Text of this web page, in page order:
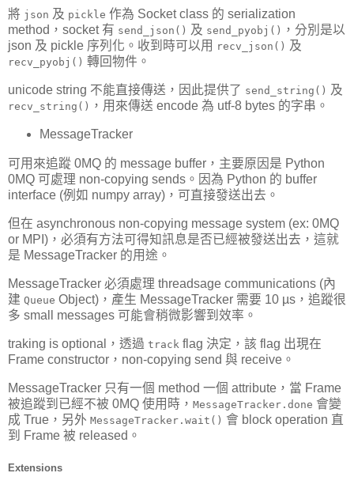
將 json 及 pickle 作為 Socket class 的 serialization
method，socket 有 send_json() 及 send_pyobj() ，分別是以
json 及 pickle 序列化。收到時可以用 recv_json() 及
recv_pyobj() 轉回物件。
unicode string 不能直接傳送，因此提供了 send_string() 及
recv_string() ，用來傳送 encode 為 utf-8 bytes 的字串。
MessageTracker
可用來追蹤 0MQ 的 message buffer，主要原因是 Python
0MQ 可處理 non-copying sends。因為 Python 的 buffer
interface (例如 numpy array)，可直接發送出去。
但在 asynchronous non-copying message system (ex: 0MQ
or MPI)，必須有方法可得知訊息是否已經被發送出去，這就
是 MessageTracker 的用途。
MessageTracker 必須處理 threadsage communications (內
建 Queue Object)，產生 MessageTracker 需要 10 µs，追蹤很
多 small messages 可能會稍微影響到效率。
traking is optional，透過 track flag 決定，該 flag 出現在
Frame constructor，non-copying send 與 receive。
MessageTracker 只有一個 method 一個 attribute，當 Frame
被追蹤到已經不被 0MQ 使用時， MessageTracker.done 會變
成 True，另外 MessageTracker.wait() 會 block operation 直
到 Frame 被 released。
Extensions